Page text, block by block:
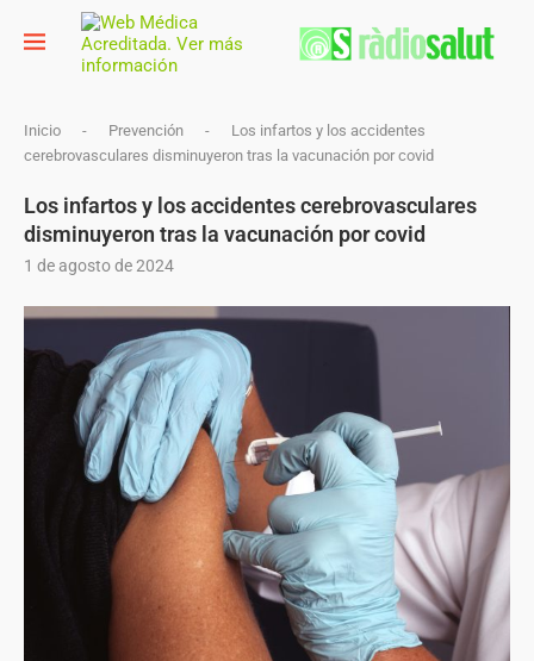
Inicio - Prevención -
Los infartos y los accidentes
cerebrovasculares disminuyeron tras la vacunación por covid
Los infartos y los accidentes cerebrovasculares
disminuyeron tras la vacunación por covid
1 de agosto de 2024